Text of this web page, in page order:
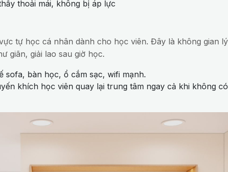
thoải mái, không bị áp lực
tự học cá nhân dành cho học viên. Đây là không gian lý
giãn, giải lao sau giờ học.
sofa, bàn học, ổ cắm sạc, wifi mạnh.
khích học viên quay lại trung tâm ngay cả khi không